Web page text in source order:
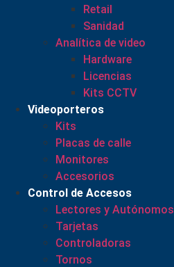
Retail
Sanidad
Analítica de video
Hardware
Licencias
Kits CCTV
Videoporteros
Kits
Placas de calle
Monitores
Accesorios
Control de Accesos
Lectores y Autónomos
Tarjetas
Controladoras
Tornos